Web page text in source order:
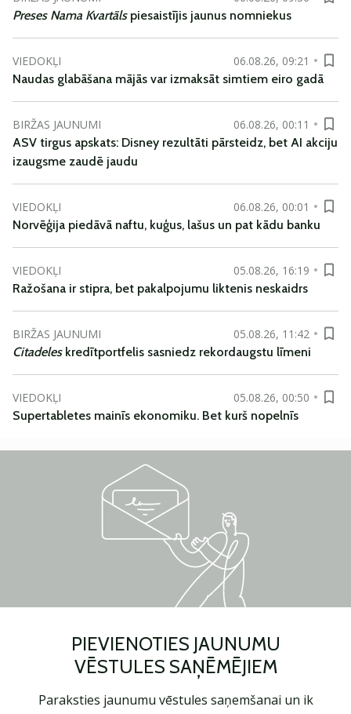
Preses Nama Kvartāls piesaistījis jaunus nomniekus
VIEDOKĻI
06.08.26, 09:21
Naudas glabāšana mājās var izmaksāt simtiem eiro gadā
BIRŽAS JAUNUMI
06.08.26, 00:11
ASV tirgus apskats: Disney rezultāti pārsteidz, bet AI akciju
izaugsme zaudē jaudu
VIEDOKĻI
06.08.26, 00:01
Norvēģija piedāvā naftu, kuģus, lašus un pat kādu banku
VIEDOKĻI
05.08.26, 16:19
Ražošana ir stipra, bet pakalpojumu liktenis neskaidrs
BIRŽAS JAUNUMI
05.08.26, 11:42
Citadeleskredītportfelis sasniedz rekordaugstu līmeni
VIEDOKĻI
05.08.26, 00:50
Supertabletes mainīs ekonomiku. Bet kurš nopelnīs
PIEVIENOTIES JAUNUMU
VĒSTULES SAŅĒMĒJIEM
Paraksties jaunumu vēstules saņemšanai un ik